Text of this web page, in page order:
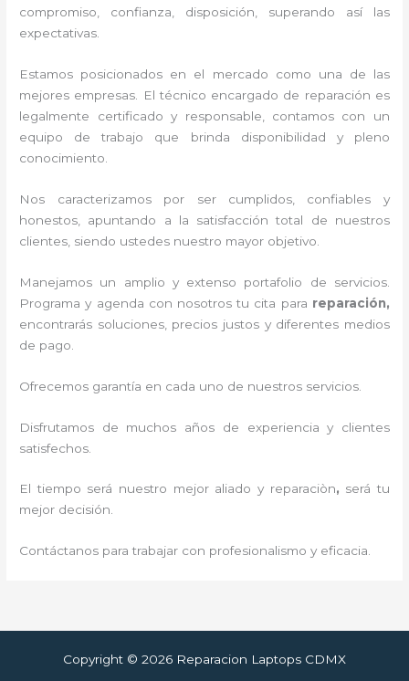
compromiso, confianza, disposición, superando así las
expectativas.
Estamos posicionados en el mercado como una de las
mejores empresas. El técnico encargado de reparación es
legalmente certificado y responsable, contamos con un
equipo de trabajo que brinda disponibilidad y pleno
conocimiento.
Nos caracterizamos por ser cumplidos, confiables y
honestos, apuntando a la satisfacción total de nuestros
clientes, siendo ustedes nuestro mayor objetivo.
Manejamos un amplio y extenso portafolio de servicios.
Programa y agenda con nosotros tu cita para reparación,
encontrarás soluciones, precios justos y diferentes medios
de pago.
Ofrecemos garantía en cada uno de nuestros servicios.
Disfrutamos de muchos años de experiencia y clientes
satisfechos.
El tiempo será nuestro mejor aliado y reparaciòn, será tu
mejor decisión.
Contáctanos para trabajar con profesionalismo y eficacia.
Copyright © 2026 Reparacion Laptops CDMX